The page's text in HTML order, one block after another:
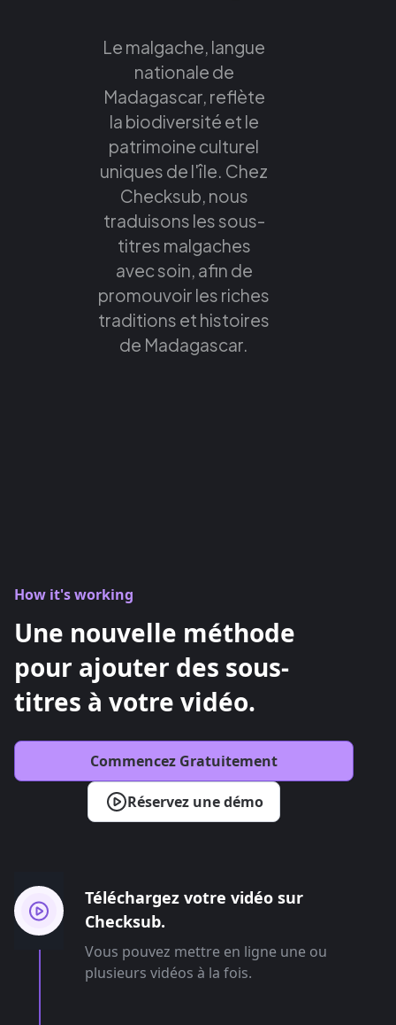
Le malgache, langue
nationale de
Madagascar, reflète
la biodiversité et le
patrimoine culturel
uniques de l'île. Chez
Checksub, nous
traduisons les sous-
titres malgaches
avec soin, afin de
promouvoir les riches
traditions et histoires
de Madagascar.
How it's working
Une nouvelle méthode
pour ajouter des sous-
titres à votre vidéo.
Réservez une démo
Commencez Gratuitement
Téléchargez votre vidéo sur
Checksub.
Vous pouvez mettre en ligne une ou
plusieurs vidéos à la fois.